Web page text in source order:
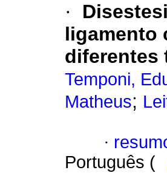
·
ligamento
diferentes
Temponi,
Matheus;
·
Português (